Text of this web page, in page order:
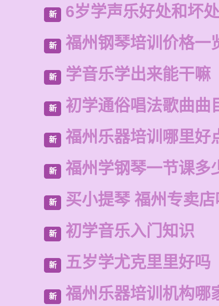
新 6岁学声乐好处和坏处
新 福州钢琴培训价格一
新 学音乐学出来能干嘛
新 初学通俗唱法歌曲曲
新 福州乐器培训哪里好
新 福州学钢琴一节课多
新 买小提琴 福州专卖
新 初学音乐入门知识
新 五岁学尤克里里好吗
新 福州乐器培训机构哪